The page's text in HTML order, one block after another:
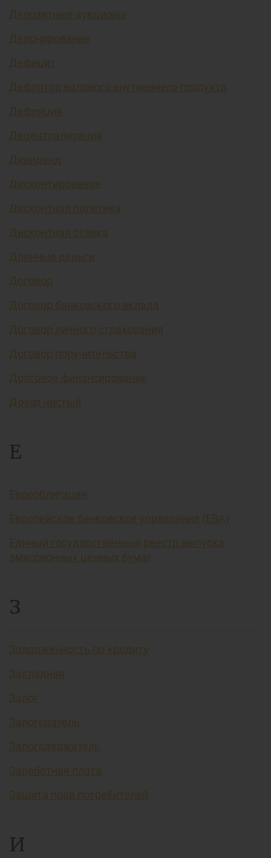
Депозитные аукционы
Депонирование
Дефицит
Дефлятор валового внутреннего продукта
Дефляция
Децентрализация
Дивиденд
Дисконтирование
Дисконтная политика
Дисконтная ставка
Длинные деньги
Договор
Договор банковского вклада
Договор личного страхования
Договор поручительства
Долговое финансирование
Доход чистый
Е
Еврооблигация
Европейское банковское управление (EBA)
Единый государственный реестр выпуска
эмиссионных ценных бумаг
З
Задолженность по кредиту
Закладная
Залог
Залогодатель
Залогодержатель
Заработная плата
Защита прав потребителей
И